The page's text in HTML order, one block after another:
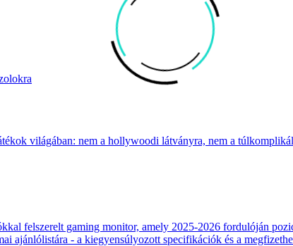
világában: nem a hollywoodi látványra, nem a
felszerelt gaming monitor, amely 2025-2026 fordulóján
ajánlólistára - a kiegyensúlyozott specifikációk és a